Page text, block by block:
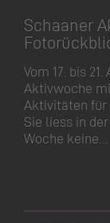
Schaaner
Vom 17. bis
Aktivwoche
Aktivitäten für
Sie liess in
Woche keine…